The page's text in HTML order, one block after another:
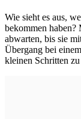
Wie sieht es aus,
bekommen haben?
abwarten, bis sie
Übergang bei
kleinen Schritten